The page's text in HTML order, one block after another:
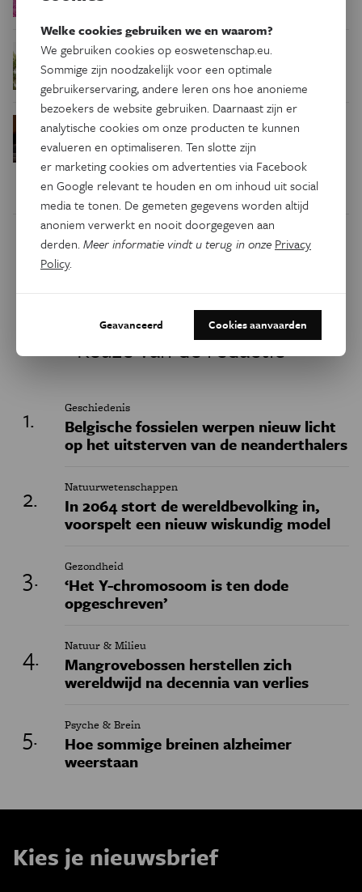
Podcast Natuur & Milieu
insecten in de winter?
Psyche & Brein Waarom we tinnitus
in de hersenen moeten zoeken
Dit artikel delen op:
Keuze van de redactie
Geschiedenis
Belgische fossielen werpen nieuw licht
op het uitsterven van de neanderthalers
Natuurwetenschappen
In 2064 stort de wereldbevolking in,
voorspelt een nieuw wiskundig model
Gezondheid
‘Het Y-chromosoom is ten dode
opgeschreven’
Natuur & Milieu
Mangrovebossen herstellen zich
wereldwijd na decennia van verlies
Psyche & Brein
Hoe sommige breinen alzheimer
weerstaan
Kies je nieuwsbrief
Welke cookies gebruiken we en waarom?
We gebruiken cookies op eoswetenschap.eu.
Sommige zijn noodzakelijk voor een optimale
gebruikerservaring, andere leren ons hoe anonieme
bezoekers de website gebruiken. Daarnaast zijn er
analytische cookies om onze producten te kunnen
evalueren en optimaliseren. Ten slotte zijn
er marketing cookies om advertenties via Facebook
en Google relevant te houden en om inhoud uit social
media te tonen. De gemeten gegevens worden altijd
anoniem verwerkt en nooit doorgegeven aan
derden.Meer informatie vindt u terug in onze Privacy
Policy.
Geavanceerd Cookies aanvaarden